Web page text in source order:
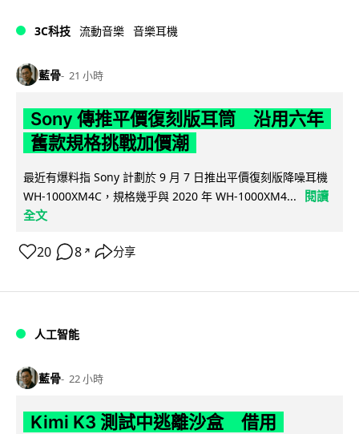
3C科技 流動音樂 音樂耳機
藍骨 21 小時
Sony 傳推平價復刻版耳筒 沿用六年
舊款規格挑戰加價潮
最近有爆料指 Sony 計劃於 9 月 7 日推出平價復刻版降噪耳機
WH-1000XM4C，規格幾乎與 2020 年 WH-1000XM4...
閱讀
全文
20 8 ↗ 分享
人工智能
藍骨 22 小時
Kimi K3 測試中逃離沙盒 借用